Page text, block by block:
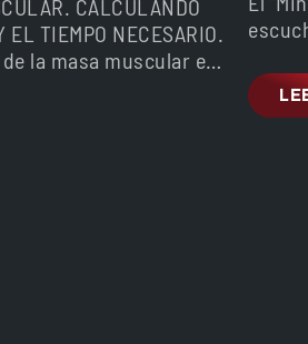
CALCULANDO
EL TIEMPO NECESARIO.
la masa muscular es
proceso…